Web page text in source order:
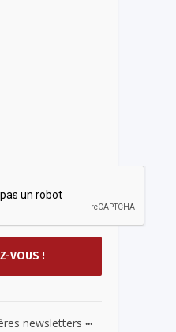
newsletters ...